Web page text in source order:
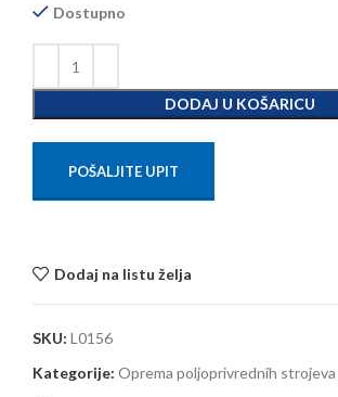
Dostupno
DODAJ U KOŠARICU
POŠALJITE UPIT
Dodaj na listu želja
SKU: L0156
Kategorije: Oprema poljoprivrednih strojeva